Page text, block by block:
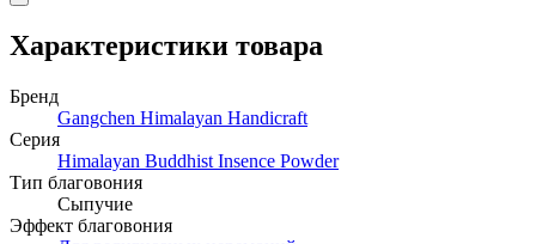
Характеристики товара
Бренд
Gangchen Himalayan Handicraft
Серия
Himalayan Buddhist Insence Powder
Тип благовония
Сыпучие
Эффект благовония